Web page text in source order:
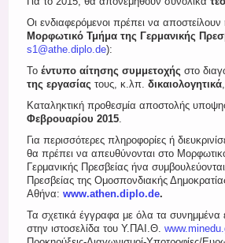
Οι ενδιαφερόμενοι πρέπει να αποστείλουν
Μορφωτικό Τμήμα της Γερμανικής
s1@athe.diplo.de):
Τοέντυπο αίτησης συμμετοχής στο
της εργασίας τους, κ.λπ.δικαιολογητικά
Καταληκτική προθεσμία αποστολής
Φεβρουαρίου 2015.
Για περισσότερες πληροφορίες ή
θα πρέπει να απευθύνονται στο
Γερμανικής Πρεσβείας ήνα
Πρεσβείας της Ομοσπονδιακής
Αθήνα:www.athen.diplo.de.
Τα σχετικά έγγραφα με όλα τα συνημμένα
στην ιστοσελίδα του Υ.ΠΑΙ.Θ.